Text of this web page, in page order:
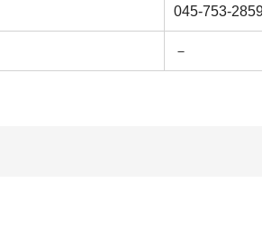
045-753-2859
－